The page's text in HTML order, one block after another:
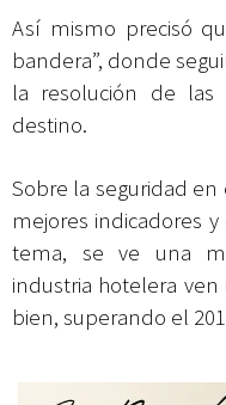
Así mismo precisó
bandera”, donde
la resolución de
destino.
Sobre la seguridad
mejores indicadores
tema, se ve una
industria hotelera
bien, superando el